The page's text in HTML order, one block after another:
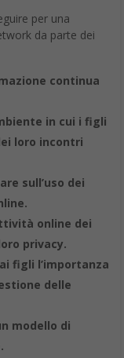
per una
da parte dei
continua
in cui i figli
loro incontri
sull’uso dei
online dei
privacy.
figli l’importanza
delle
modello di